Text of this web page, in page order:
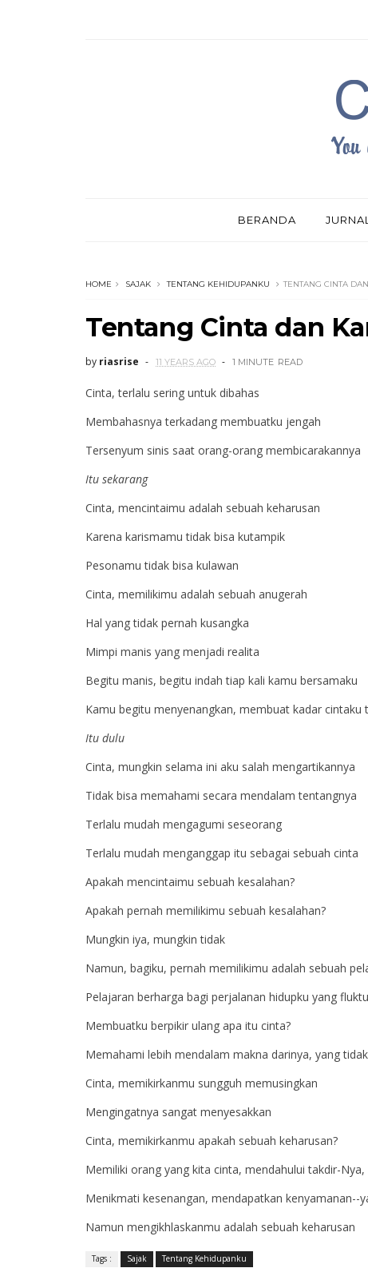
BERANDA
HOME SAJAK TENTANG KEHIDUPANKU TENTANG CINTA
Tentang Cinta dan
by riasrise 11 YEARS AGO 1 MINUTE READ
Cinta, terlalu sering untuk dibahas
Membahasnya terkadang membuatku jengah
Tersenyum sinis saat orang-orang membicarakannya
Itu sekarang
Cinta, mencintaimu adalah sebuah keharusan
Karena karismamu tidak bisa kutampik
Pesonamu tidak bisa kulawan
Cinta, memilikimu adalah sebuah anugerah
Hal yang tidak pernah kusangka
Mimpi manis yang menjadi realita
Begitu manis, begitu indah tiap kali kamu bersamaku
Kamu begitu menyenangkan, membuat kadar cintaku
Itu dulu
Cinta, mungkin selama ini aku salah mengartikannya
Tidak bisa memahami secara mendalam tentangnya
Terlalu mudah mengagumi seseorang
Terlalu mudah menganggap itu sebagai sebuah cinta
Apakah mencintaimu sebuah kesalahan?
Apakah pernah memilikimu sebuah kesalahan?
Mungkin iya, mungkin tidak
Namun, bagiku, pernah memilikimu adalah sebuah
Pelajaran berharga bagi perjalanan hidupku yang
Membuatku berpikir ulang apa itu cinta?
Memahami lebih mendalam makna darinya, yang
Cinta, memikirkanmu sungguh memusingkan
Mengingatnya sangat menyesakkan
Cinta, memikirkanmu apakah sebuah keharusan?
Memiliki orang yang kita cinta, mendahului takdir-
Menikmati kesenangan, mendapatkan kenyamanan--
Namun mengikhlaskanmu adalah sebuah keharusan
Tags : Sajak Tentang Kehidupanku